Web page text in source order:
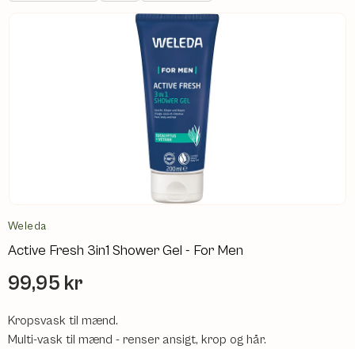
Weleda
Active Fresh 3in1 Shower Gel - For Men
99,95 kr
Kropsvask til mænd.
Multi-vask til mænd - renser ansigt, krop og hår.